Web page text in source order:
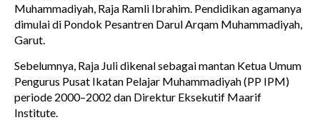
Muhammadiyah, Raja Ramli Ibrahim. Pendidikan agamanya
dimulai di Pondok Pesantren Darul Arqam Muhammadiyah,
Garut.
Sebelumnya, Raja Juli dikenal sebagai mantan Ketua Umum
Pengurus Pusat Ikatan Pelajar Muhammadiyah (PP IPM)
periode 2000–2002 dan Direktur Eksekutif Maarif
Institute.